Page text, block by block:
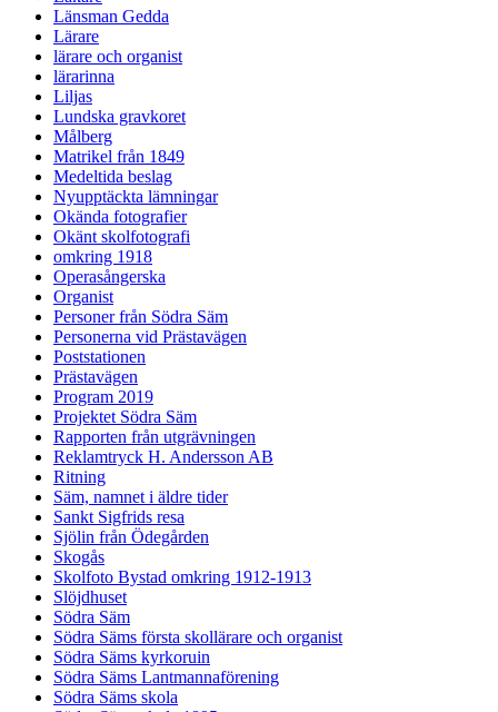
Länsman Gedda
Lärare
lärare och organist
lärarinna
Liljas
Lundska gravkoret
Målberg
Matrikel från 1849
Medeltida beslag
Nyupptäckta lämningar
Okända fotografier
Okänt skolfotografi
omkring 1918
Operasångerska
Organist
Personer från Södra Säm
Personerna vid Prästavägen
Poststationen
Prästavägen
Program 2019
Projektet Södra Säm
Rapporten från utgrävningen
Reklamtryck H. Andersson AB
Ritning
Säm, namnet i äldre tider
Sankt Sigfrids resa
Sjölin från Ödegården
Skogås
Skolfoto Bystad omkring 1912-1913
Slöjdhuset
Södra Säm
Södra Säms första skollärare och organist
Södra Säms kyrkoruin
Södra Säms Lantmannaförening
Södra Säms skola